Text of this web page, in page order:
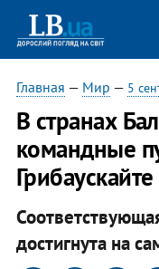
Главная — Мир — 5
В странах
командные
Грибаускайте
достигнута на